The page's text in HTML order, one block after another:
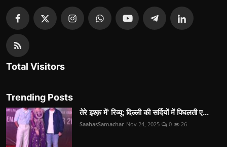
Total Visitors
Trending Posts
तेरे इश्क़ में’ रिव्यू: दिल्ली की सर्दियों में पिघलती ए...
SaahasSamachar Nov 24, 2025 0 26